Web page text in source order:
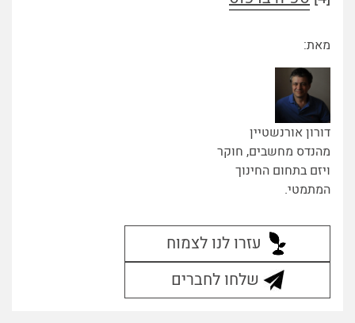
מאת:
דורון אורנשטיין
מהנדס מחשבים, חוקר
ויזם בתחום החינוך
המתמטי.
עזרו לנו לצמוח
שלחו לחברים